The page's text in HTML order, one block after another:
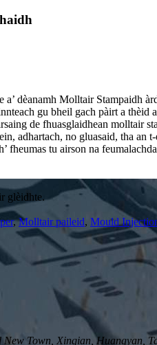
dèanamh Molltair Stampaidh
gu bheil gach pàirt a
de fhuasglaidhean molltair
adhartach, no gluasaid, tha
fheumas tu airson na
glèidhte.
,Molltair paileid, Mould
Town, Xinqian, Huangyan,